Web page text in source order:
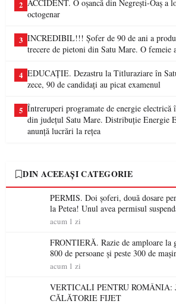
2 ACCIDENT. O oșancă din Negrești-Oaș a
octogenar
3 INCREDIBIL!!! Șofer de 90 de ani a
trecere de pietoni din Satu Mare. O femeie
4 EDUCAȚIE. Dezastru la Titluraziare în
zece, 90 de candidați au picat examenul
5 Întreruperi programate de energie
din județul Satu Mare. Distribuție Energie
anunță lucrări la rețea
DIN ACEEAȘI CATEGORIE
PERMIS. Doi șoferi, două dosare
la Petea! Unul avea permisul
niciodată permis
acum 1 zi
FRONTIERĂ. Razie de amploare la
800 de persoane și peste 300 de
acum 1 zi
VERTICALI PENTRU ROMÂNIA:
CĂLĂTORIE FIJET